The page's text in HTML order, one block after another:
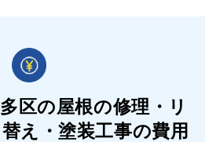
区の屋根の修理・リ
え・塗装工事の費用